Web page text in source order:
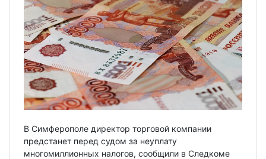
В Симферополе директор торговой компании
предстанет перед судом за неуплату
многомиллионных налогов, сообщили в Следкоме